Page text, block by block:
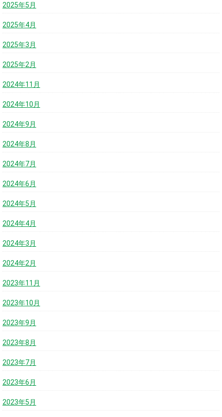
2025年5月
2025年4月
2025年3月
2025年2月
2024年11月
2024年10月
2024年9月
2024年8月
2024年7月
2024年6月
2024年5月
2024年4月
2024年3月
2024年2月
2023年11月
2023年10月
2023年9月
2023年8月
2023年7月
2023年6月
2023年5月